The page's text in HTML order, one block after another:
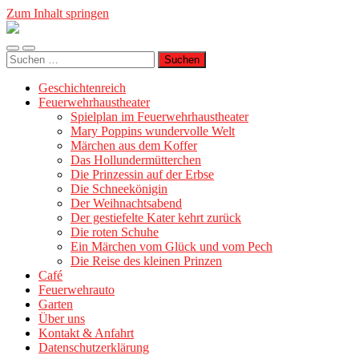
Zum Inhalt springen
Geschichtenreich
Mobile-
Menü
Suchfeld
ein-/ausblenden
Suche
nach:
Geschichtenreich
Feuerwehrhaustheater
Spielplan im Feuerwehrhaustheater
Mary Poppins wundervolle Welt
Märchen aus dem Koffer
Das Hollundermütterchen
Die Prinzessin auf der Erbse
Die Schneekönigin
Der Weihnachtsabend
Der gestiefelte Kater kehrt zurück
Die roten Schuhe
Ein Märchen vom Glück und vom Pech
Die Reise des kleinen Prinzen
Café
Feuerwehrauto
Garten
Über uns
Kontakt & Anfahrt
Datenschutzerklärung